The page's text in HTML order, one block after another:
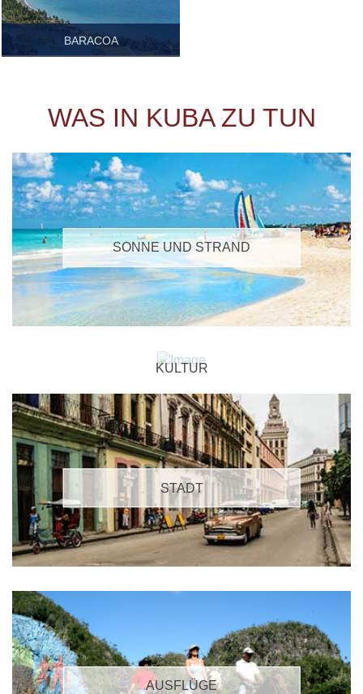
BARACOA
WAS IN KUBA ZU TUN
SONNE UND STRAND
KULTUR
STADT
AUSFLÜGE